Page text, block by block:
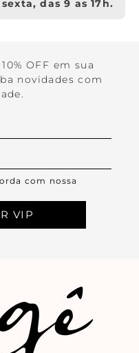
das 9 as 17h.
OFF em sua
novidades com
com nossa
VIP